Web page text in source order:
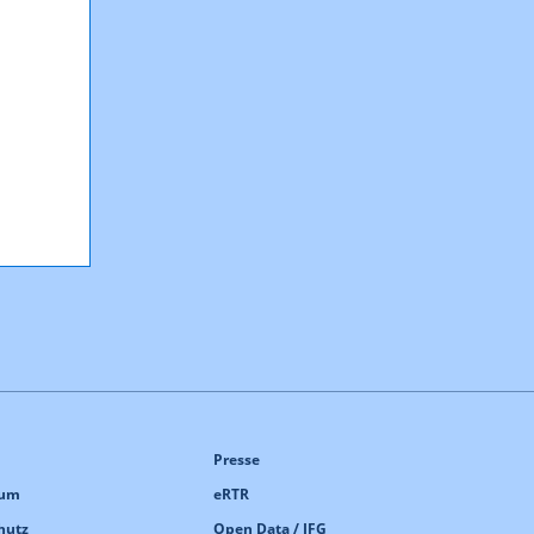
Presse
eRTR
Open Data / IFG